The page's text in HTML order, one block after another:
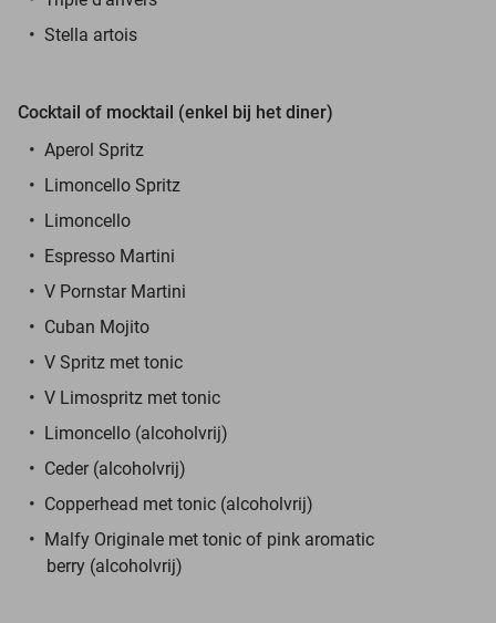
Stella artois
Cocktail of mocktail (enkel bij het diner)
Aperol Spritz
Limoncello Spritz
Limoncello
Espresso Martini
V Pornstar Martini
Cuban Mojito
V Spritz met tonic
V Limospritz met tonic
Limoncello (alcoholvrij)
Ceder (alcoholvrij)
Copperhead met tonic (alcoholvrij)
Malfy Originale met tonic of pink aromatic
berry (alcoholvrij)